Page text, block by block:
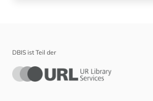
DBIS ist Teil der